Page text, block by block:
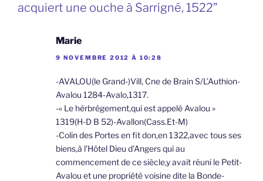
acquiert une ouche à Sarrigné, 1522”
Marie
9 NOVEMBRE 2012 À 10:28
-AVALOU(le Grand-)Vill, Cne de Brain S/L’Authion-
Avalou 1284-Avalo,1317.
-« Le hérbrégement,qui est appelé Avalou »
1319(H-D B 52)-Avallon(Cass.Et-M)
-Colin des Portes en fit don,en 1322,avec tous ses
biens,à l’Hôtel Dieu d’Angers qui au
commencement de ce siècle,y avait réuni le Petit-
Avalou et une propriété voisine dite la Bonde-